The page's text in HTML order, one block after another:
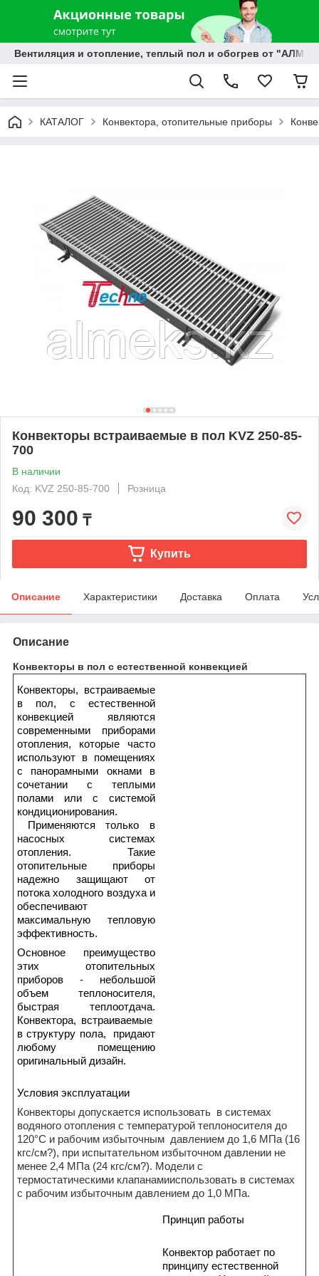
Вентиляция и отопление, теплый пол и обогрев от
КАТАЛОГ Конвектора, отопительные приборы
Конвекторы встраиваемые в пол KVZ 250-85-
700
В наличии
Код: KVZ 250-85-700
Розница
90 300 ₸
Купить
Описание Характеристики Доставка Оплата
Описание
Конвекторы в пол с естественной конвекцией
Конвекторы, встраиваемые
в пол, с естественной
конвекцией являются
современными приборами
отопления, которые часто
используют в помещениях
с панорамными окнами в
сочетании с теплыми
полами или с системой
кондиционирования.
Применяются только в
насосных системах
отопления. Такие
отопительные приборы
надежно защищают от
потока холодного воздуха и
обеспечивают
максимальную тепловую
эффективность.
Основное преимущество
этих отопительных
приборов - небольшой
объем теплоносителя,
быстрая теплоотдача.
Конвектора, встраиваемые
в структуру пола, придают
любому помещению
оригинальный дизайн.
Условия эксплуатации
Конвекторы допускается использовать в системах
водяного отопления с температурой теплоносителя до
120°С и рабочим избыточным давлением до 1,6 МПа (16
кгс/см?), при испытательном избыточном давлении не
менее 2,4 МПа (24 кгс/см?). Модели с
термостатическими клапанамииспользовать в системах
с рабочим избыточным давлением до 1,0 МПа.
Принцип работы
Конвектор работает по
принципу естественной